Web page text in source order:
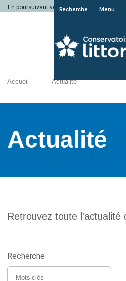
En poursuivant votre navigation sur le site
Recherche Menu
Accueil Actualité
Actualité
Retrouvez toute l'actualité
Recherche